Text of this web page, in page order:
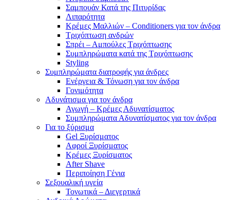
Σαμπουάν Κατά της Πιτυρίδας
Λιπαρότητα
Κρέμες Μαλλιών – Conditioners για τον άνδρα
Τριχόπτωση ανδρών
Σπρέι – Αμπούλες Τριχόπτωσης
Συμπληρώματα κατά της Τριχόπτωσης
Styling
Συμπληρώματα διατροφής για άνδρες
Ενέργεια & Τόνωση για τον άνδρα
Γονιμότητα
Αδυνάτισμα για τον άνδρα
Αγωγή – Κρέμες Αδυνατίσματος
Συμπληρώματα Αδυνατίσματος για τον άνδρα
Για το ξύρισμα
Gel Ξυρίσματος
Αφροί Ξυρίσματος
Κρέμες Ξυρίσματος
After Shave
Περιποίηση Γένια
Σεξουαλική υγεία
Τονωτικά – Διεγερτικά